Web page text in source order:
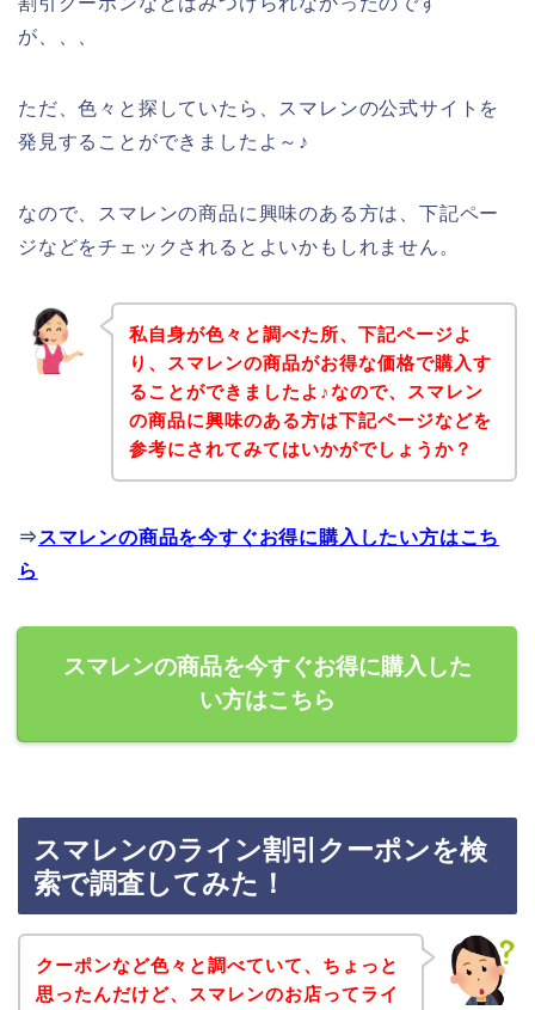
が、、、
ただ、色々と探していたら、スマレンの公式サイトを
発見することができましたよ～♪
なので、スマレンの商品に興味のある方は、下記ペー
ジなどをチェックされるとよいかもしれません。
私自身が色々と調べた所、下記ページよ
り、スマレンの商品がお得な価格で購入す
ることができましたよ♪なので、スマレン
の商品に興味のある方は下記ページなどを
参考にされてみてはいかがでしょうか？
⇒ スマレンの商品を今すぐお得に購入したい方はこち
ら
スマレンの商品を今すぐお得に購入した
い方はこちら
スマレンのライン割引クーポンを検
索で調査してみた！
クーポンなど色々と調べていて、ちょっと
思ったんだけど、スマレンのお店ってライ